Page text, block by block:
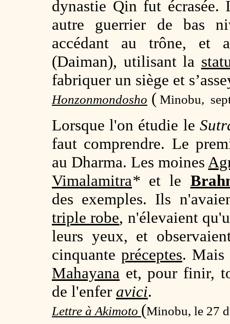
dynastie Qin fut
autre guerrier de bas
accédant au trône, et
(Daiman), utilisant la
fabriquer un siège et
Honzonmondosho ( Minobu,
Lorsque l'on étudie le
faut comprendre. Le
au Dharma. Les moines
Vimalamitra* et le
des exemples. Ils
triple robe, n'élevaient
leurs yeux, et
cinquante préceptes. Mais
Mahayana et, pour finir,
de l'enfer avici.
Lettre à Akimoto (Minobu, le 27